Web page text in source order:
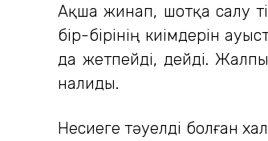
Ақша жинап, шотқа салу
бір-бірінің киімдерін
да жетпейді, дейді.
налиды.
Несиеге тәуелді болған